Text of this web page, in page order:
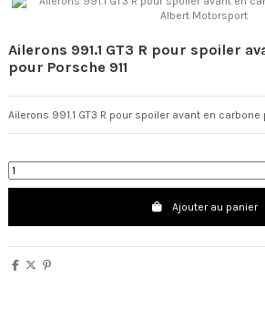
Ailerons 991.1 GT3 R pour spoiler
pour Porsche 911
Ailerons 991.1 GT3 R pour spoiler avant en carbone
Ajouter au panier